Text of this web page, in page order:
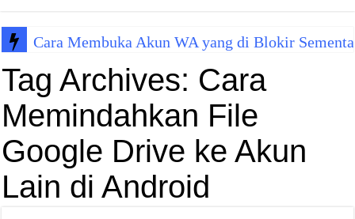
Cara Membuka Akun WA yang di Blokir
Tag Archives: Cara
Memindahkan File
Google Drive ke Akun
Lain di Android